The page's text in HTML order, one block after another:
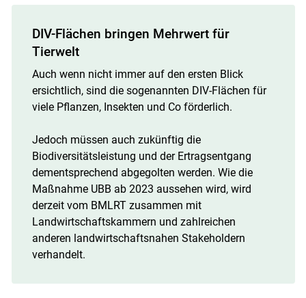
DIV-Flächen bringen Mehrwert für
Tierwelt
Auch wenn nicht immer auf den ersten Blick
ersichtlich, sind die sogenannten DIV-Flächen für
viele Pflanzen, Insekten und Co förderlich.
Jedoch müssen auch zukünftig die
Biodiversitätsleistung und der Ertragsentgang
dementsprechend abgegolten werden. Wie die
Maßnahme UBB ab 2023 aussehen wird, wird
derzeit vom BMLRT zusammen mit
Landwirtschaftskammern und zahlreichen
anderen landwirtschaftsnahen Stakeholdern
verhandelt.